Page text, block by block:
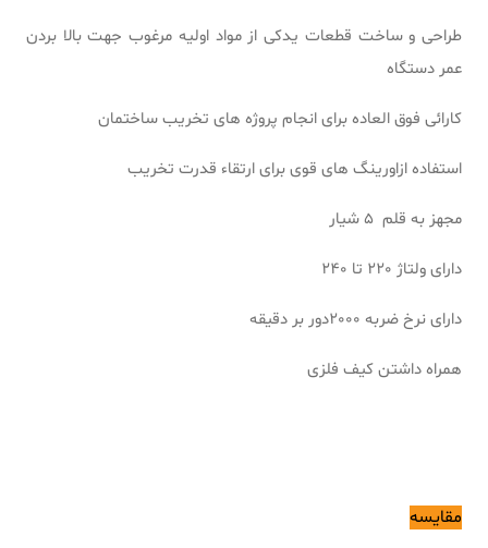
طراحی و ساخت قطعات یدکی از مواد اولیه مرغوب جهت بالا بردن
عمر دستگاه
کارائی فوق العاده برای انجام پروژه های تخریب ساختمان
استفاده ازاورینگ های قوی برای ارتقاء قدرت تخریب
مجهز به قلم 5 شیار
دارای ولتاژ 220 تا 240
دارای نرخ ضربه 2000دور بر دقیقه
همراه داشتن کیف فلزی
مقایسه